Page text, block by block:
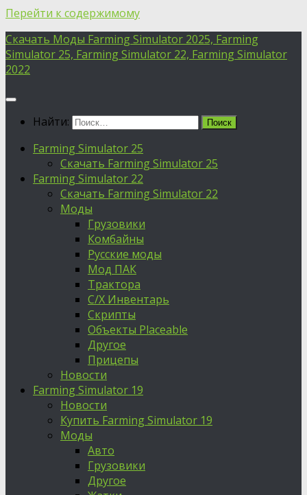
Перейти к содержимому
Скачать Моды Farming Simulator 2025, Farming
Simulator 25, Farming Simulator 22, Farming Simulator
2022
Найти:
Farming Simulator 25
Скачать Farming Simulator 25
Farming Simulator 22
Скачать Farming Simulator 22
Моды
Грузовики
Комбайны
Русские моды
Мод ПАК
Трактора
С/Х Инвентарь
Скрипты
Объекты Placeable
Другое
Прицепы
Новости
Farming Simulator 19
Новости
Купить Farming Simulator 19
Моды
Авто
Грузовики
Другое